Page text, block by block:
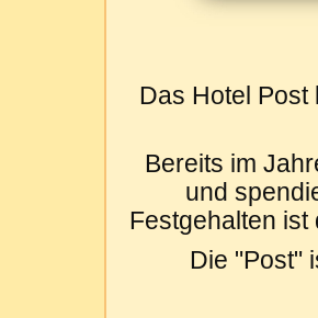
Das Hotel Post
Bereits im
und
Festgehalten ist
Die "Post"